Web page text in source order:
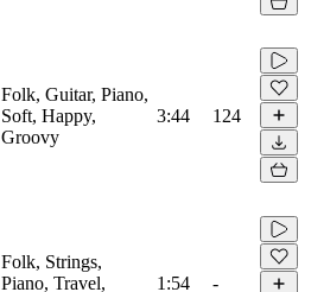
Folk, Guitar, Piano,
Soft, Happy,
Groovy
3:44 124
Folk, Strings,
Piano, Travel,
1:54 -